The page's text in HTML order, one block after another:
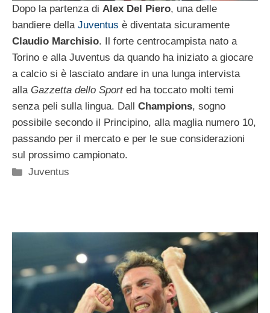
Dopo la partenza di Alex Del Piero, una delle
bandiere della Juventus è diventata sicuramente
Claudio Marchisio. Il forte centrocampista nato a
Torino e alla Juventus da quando ha iniziato a giocare
a calcio si è lasciato andare in una lunga intervista
allaGazzetta dello Sport ed ha toccato molti temi
senza peli sulla lingua. Dall Champions, sogno
possibile secondo il Principino, alla maglia numero 10,
passando per il mercato e per le sue considerazioni
sul prossimo campionato.
Categorie
Juventus